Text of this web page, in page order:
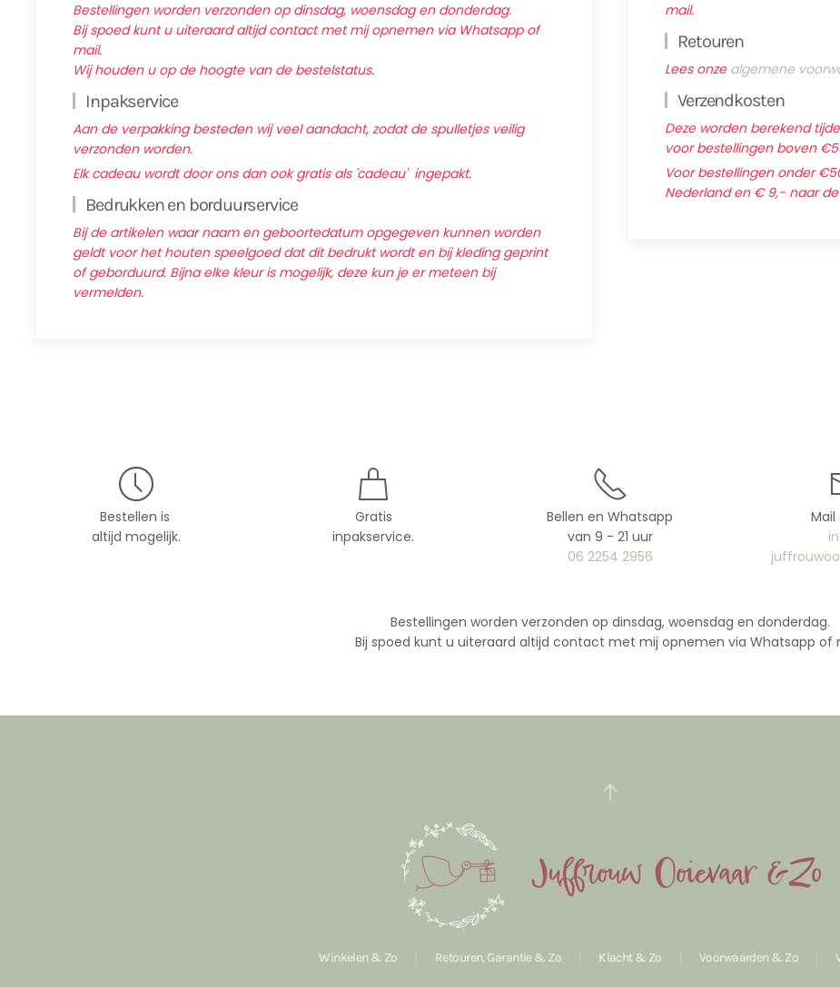
Bestellingen worden verzonden op dinsdag, woensdag en donderdag.
Bij spoed kunt u uiteraard altijd contact met mij opnemen via Whatsapp of
mail.
Wij houden u op de hoogte van de bestelstatus.
Inpakservice
Aan de verpakking besteden wij veel aandacht, zodat de spulletjes veilig
verzonden worden.
Elk cadeau wordt door ons dan ook gratis als 'cadeau' ingepakt.
Bedrukken en borduurservice
Bij de artikelen waar naam en geboortedatum opgegeven kunnen worden
geldt voor het houten speelgoed dat dit bedrukt wordt en bij kleding geprint
of geborduurd. Bijna elke kleur is mogelijk, deze kun je er meteen bij
vermelden.
mail.
Retouren
Lees onze algemene
Verzendkosten
Deze worden berekend
voor bestellingen boven
Voor bestellingen onder
Nederland en € 9,- naar
Bestellen is
altijd mogelijk.
Gratis
inpakservice.
Bellen en Whatsapp
van 9 - 21 uur
06 2254 2956
Mail
Bestellingen worden verzonden op dinsdag, woensdag en donderdag.
Bij spoed kunt u uiteraard altijd contact met mij opnemen via Whatsapp of
Winkelen & Zo Retouren, Garantie & Zo Klacht & Zo Voorwaarden & Zo